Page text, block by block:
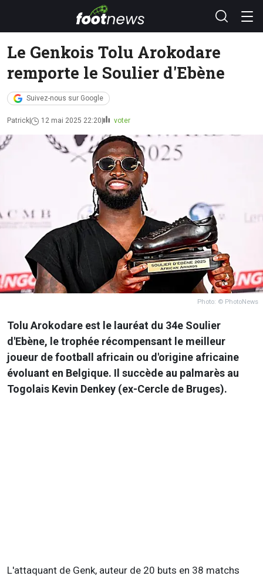
Le Genkois Tolu Arokodare
remporte le Soulier d'Ebène
Suivez-nous sur Google
Patrick 12 mai 2025 22:20 voter
Photo: © PhotoNews
Tolu Arokodare est le lauréat du 34e Soulier
d'Ebène, le trophée récompensant le meilleur
joueur de football africain ou d'origine africaine
évoluant en Belgique. Il succède au palmarès au
Togolais Kevin Denkey (ex-Cercle de Bruges).
L'attaquant de Genk, auteur de 20 buts en 38 matchs